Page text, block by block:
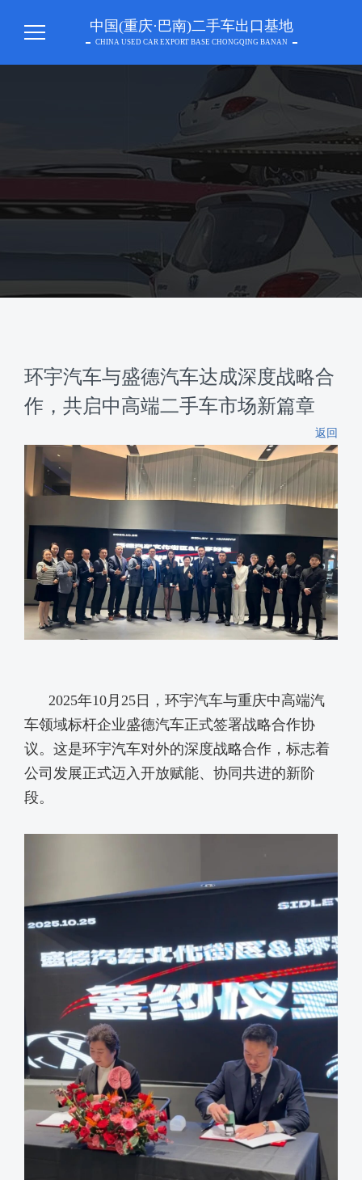
中国(重庆·巴南)二手车出口基地
CHINA USED CAR EXPORT BASE CHONGQING BANAN
环宇汽车与盛德汽车达成深度战略合
作，共启中高端二手车市场新篇章
返回
2025年10月 25 日 ，环宇汽车与重庆中高端汽
车领域标杆企业盛德汽车正式签署战略合作协
议。这是环宇汽车对外的深度战略合作，标志着
公司发展正式迈入开放赋能、协同共进的新阶
段。